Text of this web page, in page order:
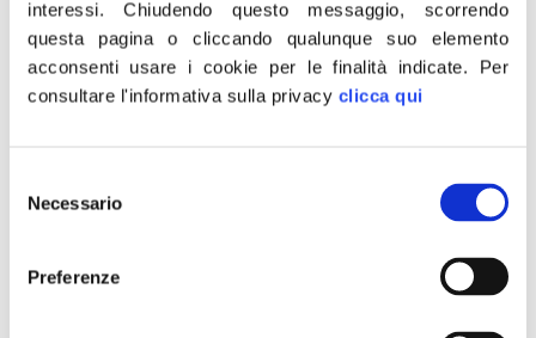
interessi.Chiudendo questo messaggio, scorrendo
questa pagina o cliccando qualunque suo elemento
acconsenti usare i cookie per le finalità indicate. Per
consultare l'informativa sulla privacy clicca qui
delNecessario
Preferenze
versi, ha plasmato la lingua, la cultura e l’identità del
nostro popolo e la cui produzione “Divina” è stata
apprezzata dall’umanità tutta”.